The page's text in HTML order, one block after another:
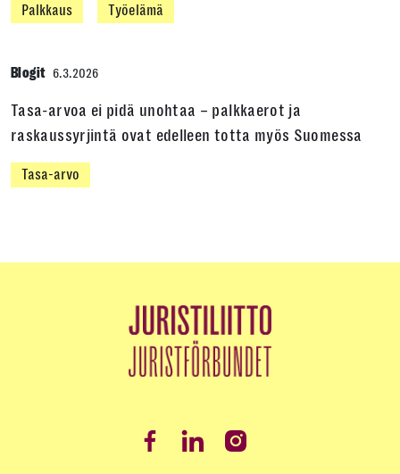
Palkkaus Työelämä
Blogit 6.3.2026
Tasa-arvoa ei pidä unohtaa – palkkaerot ja
raskaussyrjintä ovat edelleen totta myös Suomessa
Tasa-arvo